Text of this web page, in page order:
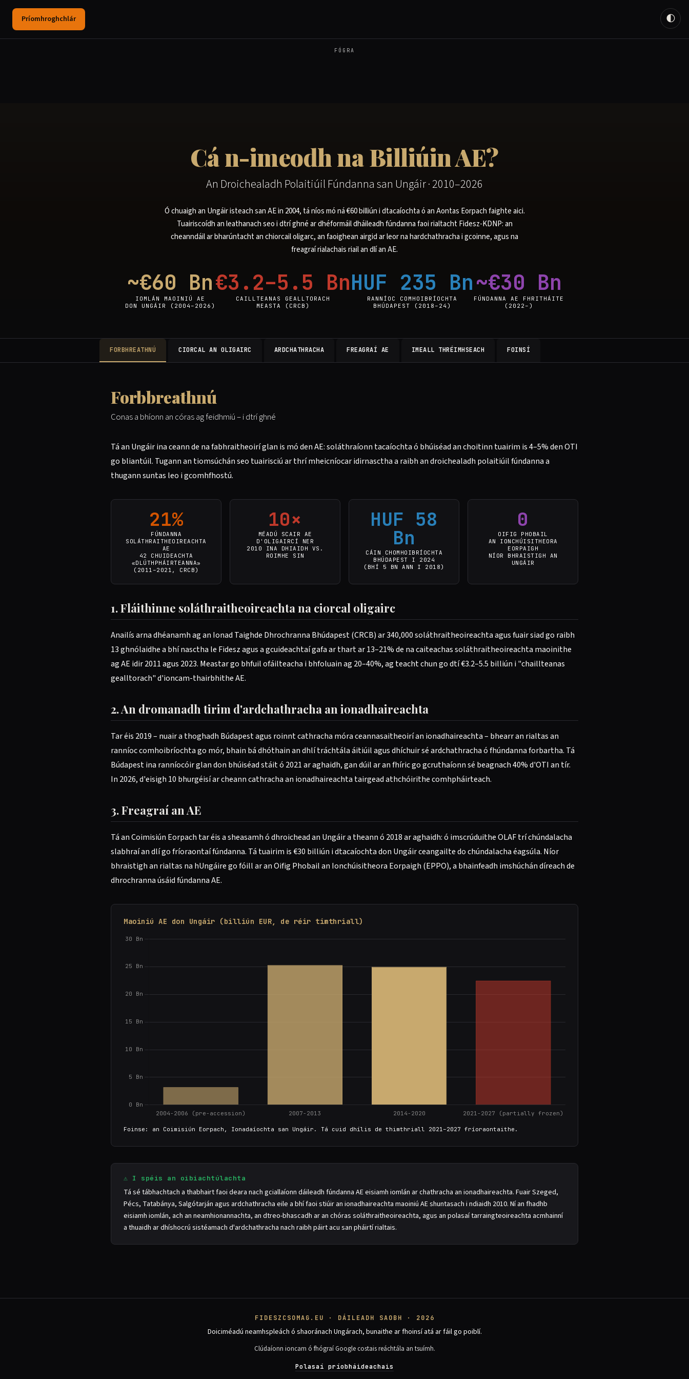
Príomhroghchlár
FÓGRA
🌓
Cá n-imeodh na Billiúin AE?
An Droichealadh Polaitiúil Fúndanna san Ungáir · 2010–2026
Ó chuaigh an Ungáir isteach san AE in 2004, tá níos mó ná €60 billiún i dtacaíochta ó an Aontas Eorpach faighte aici.
Tuairiscoídh an leathanach seo i dtrí ghné ar dhéformáil dháileadh fúndanna faoi rialtacht Fidesz-KDNP: an
cheanndáil ar bharúntacht an chiorcail oligarc, an faoighean airgid ar leor na hardchathracha i gcoinne, agus na
freagraí rialachais riail an dlí an AE.
~€60 Bn
IOMLÁN MAOINIÚ AE
DON UNGÁIR (2004–2026)
€3.2–5.5 Bn
CAILLTEANAS GEALLTORACH
MEASTA (CRCB)
HUF 235 Bn
RANNÍOC COMHOIBRÍOCHTA
BHÚDAPEST (2018–24)
~€30 Bn
FÚNDANNA AE FHRITHÁITE
(2022–)
FORBHREATHNÚ CIORCAL AN OLIGAIRC ARDCHATHRACHA FREAGRAÍ AE IMEALL THRÉIMHSEACH FOINSÍ
Forbbreathnú
Conas a bhíonn an córas ag feidhmiú – i dtrí ghné
Tá an Ungáir ina ceann de na fabhraitheoirí glan is mó den AE: soláthraíonn tacaíochta ó bhúiséad an choitinn tuairim is 4–5% den OTI
go bliantúil. Tugann an tiomsúchán seo tuairisciú ar thrí mheicníocar idirnasctha a raibh an droichealadh polaitiúil fúndanna a
thugann suntas leo i gcomhfhostú.
21%
FÚNDANNA
SOLÁTHRAITHEOIREACHTA
AE
42 CHUIDEACHTA
«DLÚTHPHÁIRTEANNA»
(2011–2021, CRCB)
10×
MÉADÚ SCAIR AE
D'OLIGAIRCÍ NER
2010 INA DHIAIDH VS.
ROIMHE SIN
HUF 58
Bn
CÁIN CHOMHOIBRÍOCHTA
BHÚDAPEST I 2024
(BHÍ 5 BN ANN I 2018)
0
OIFIG PHOBAIL
AN IONCHÚISITHEORA
EORPAIGH
NÍOR BHRAISTIGH AN
UNGÁIR
1. Fláithinne soláthraitheoireachta na ciorcal oligairc
Anailís arna dhéanamh ag an Ionad Taighde Dhrochranna Bhúdapest (CRCB) ar 340,000 soláthraitheoireachta agus fuair siad go raibh
13 ghnólaidhe a bhí nasctha le Fidesz agus a gcuideachtaí gafa ar thart ar 13–21% de na caiteachas soláthraitheoireachta maoinithe
ag AE idir 2011 agus 2023. Meastar go bhfuil ofáilteacha i bhfoluain ag 20–40%, ag teacht chun go dtí €3.2–5.5 billiún i "chaillteanas
gealltorach" d'ioncam-thairbhithe AE.
2. An dromanadh tirim d'ardchathracha an ionadhaireachta
Tar éis 2019 – nuair a thoghadh Búdapest agus roinnt cathracha móra ceannasaitheoirí an ionadhaireachta – bhearr an rialtas an
ranníoc comhoibríochta go mór, bhain bá dhóthain an dhlí tráchtála áitiúil agus dhíchuir sé ardchathracha ó fhúndanna forbartha. Tá
Búdapest ina ranníocóir glan don bhúiséad stáit ó 2021 ar aghaidh, gan dúil ar an fhíric go gcruthaíonn sé beagnach 40% d'OTI an tír.
In 2026, d'eisigh 10 bhurgéisí ar cheann cathracha an ionadhaireachta tairgead athchóirithe comhpháirteach.
3. Freagraí an AE
Tá an Coimisiún Eorpach tar éis a sheasamh ó dhroichead an Ungáir a theann ó 2018 ar aghaidh: ó imscrúduithe OLAF trí chúndalacha
slabhraí an dlí go fríoraontaí fúndanna. Tá tuairim is €30 billiún i dtacaíochta don Ungáir ceangailte do chúndalacha éagsúla. Níor
bhraistigh an rialtas na hUngáire go fóill ar an Oifig Phobail an Ionchúisitheora Eorpaigh (EPPO), a bhainfeadh imshúchán díreach de
dhrochranna úsáid fúndanna AE.
Maoiniú AE don Ungáir (billiún EUR, de réir timthriall)
Foinse: an Coimisiún Eorpach, Ionadaíochta san Ungáir. Tá cuid dhílis de thimthriall 2021–2027 fríoraontaithe.
⚠ I spéis an oibiachtúlachta
Tá sé tábhachtach a thabhairt faoi deara nach gciallaíonn dáileadh fúndanna AE eisiamh iomlán ar chathracha an ionadhaireachta. Fuair Szeged,
Pécs, Tatabánya, Salgótarján agus ardchathracha eile a bhí faoi stiúir an ionadhaireachta maoiniú AE shuntasach i ndiaidh 2010. Ní an fhadhb
eisiamh iomlán, ach an neamhionannachta, an dtreo-bhascadh ar an chóras soláthraitheoireachta, agus an polasaí tarraingteoireachta acmhainní
a thuaidh ar dhíshocrú sistéamach d'ardchathracha nach raibh páirt acu san pháirtí rialtais.
FIDESZCSOMAG.EU · DÁILEADH SAOBH · 2026
Doiciméadú neamhspleách ó shaoránach Ungárach, bunaithe ar fhoinsí atá ar fáil go poiblí.
Clúdaíonn ioncam ó fhógraí Google costais reáchtála an tsuímh.
Polasaí príobháideachais